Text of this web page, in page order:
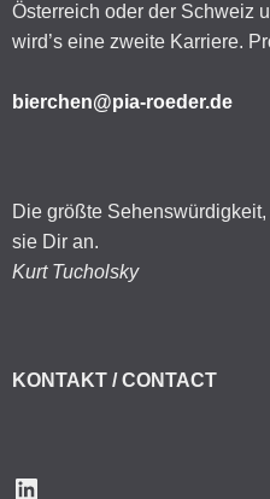
Österreich oder der Schweiz
wird’s eine zweite Karriere.
bierchen@pia-roeder.de
Die größte
sie Dir an.
Kurt Tucholsky
KONTAKT / CONTACT
LinkedIn